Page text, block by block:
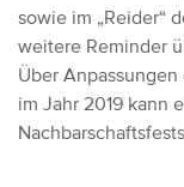
sowie im „Reider“
weitere Reminder
Über
im Jahr 2019 kann